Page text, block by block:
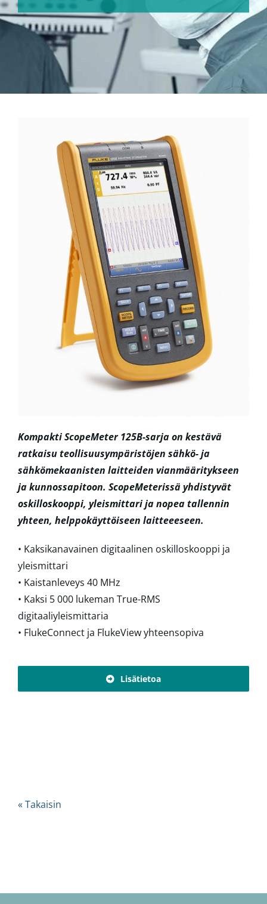
Kompakti ScopeMeter 125B-sarja on kestävä
ratkaisu teollisuusympäristöjen sähkö- ja
sähkömekaanisten laitteiden vianmääritykseen
ja kunnossapitoon. ScopeMeterissä yhdistyvät
oskilloskooppi, yleismittari ja nopea tallennin
yhteen, helppokäyttöiseen laitteeeseen.
• Kaksikanavainen digitaalinen oskilloskooppi ja
yleismittari
• Kaistanleveys 40 MHz
• Kaksi 5 000 lukeman True-RMS
digitaaliyleismittaria
• FlukeConnect ja FlukeView yhteensopiva
Lisätietoa
« Takaisin